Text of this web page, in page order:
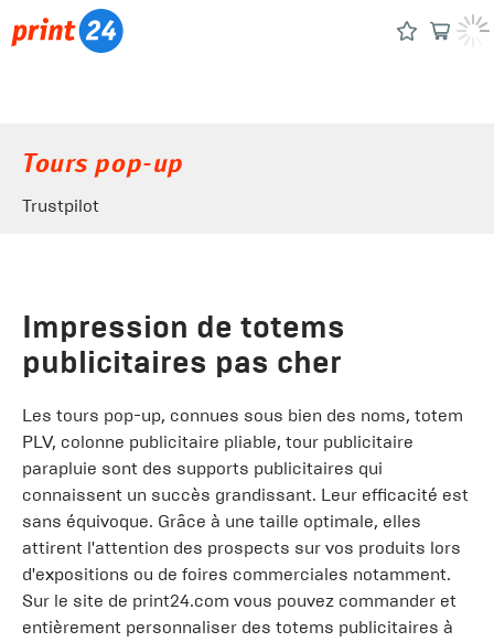
Tours pop-up
Trustpilot
Impression de totems
publicitaires pas cher
Les tours pop-up, connues sous bien des noms, totem
PLV, colonne publicitaire pliable, tour publicitaire
parapluie sont des supports publicitaires qui
connaissent un succès grandissant. Leur efficacité est
sans équivoque. Grâce à une taille optimale, elles
attirent l'attention des prospects sur vos produits lors
d'expositions ou de foires commerciales notamment.
Sur le site de print24.com vous pouvez commander et
entièrement personnaliser des totems publicitaires à